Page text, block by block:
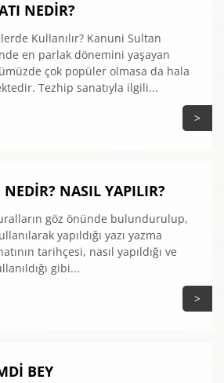
NEDIR?
Kullanılır? Kanuni Sultan
en parlak dönemini yaşayan
çok popüler olmasa da hala
Tezhip sanatıyla ilgili...
>
NASIL YAPILIR?
göz önünde bulundurulup,
yapıldığı yazı yazma
tarihçesi, nasıl yapıldığı ve
gibi...
>
BEY